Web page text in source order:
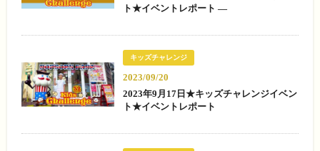
ト★イベントレポート —
2023/09/20
2023年9月17日★キッズチャレンジイベン
ト★イベントレポート
キッズチャレンジ